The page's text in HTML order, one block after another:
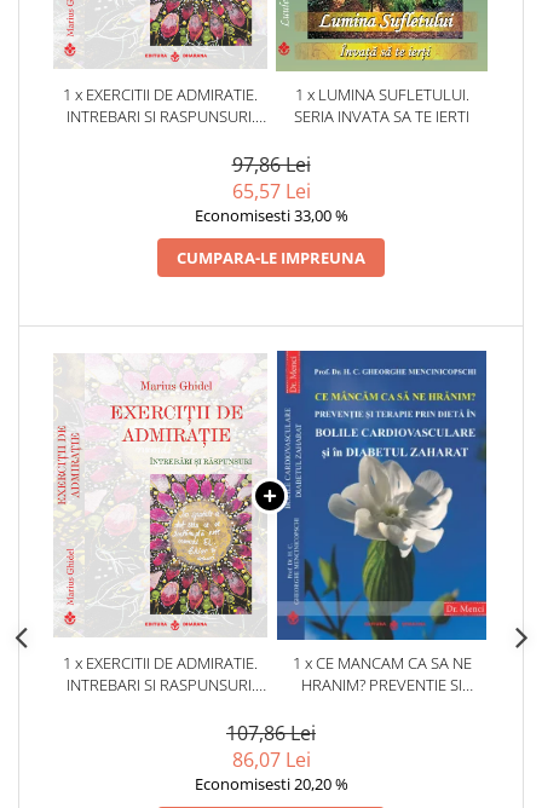
1 x EXERCITII DE ADMIRATIE.
INTREBARI SI RASPUNSURI.
1 x LUMINA SUFLETULUI.
SERIA INVATA SA TE IERTI
97,86 Lei
65,57 Lei
Economisesti 33,00 %
CUMPARA-LE IMPREUNA
1 x EXERCITII DE ADMIRATIE.
INTREBARI SI RASPUNSURI.
1 x CE MANCAM CA SA NE
HRANIM? PREVENTIE SI
CARDIOVASCULARE SI IN
107,86 Lei
86,07 Lei
Economisesti 20,20 %